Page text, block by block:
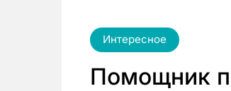
Интересное
Помощник